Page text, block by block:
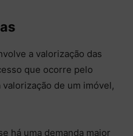
a valorização das
que ocorre pelo
de um imóvel,
há uma demanda maior